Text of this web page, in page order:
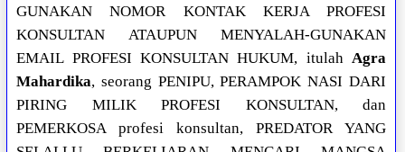
GUNAKAN NOMOR KONTAK KERJA PROFESI
KONSULTAN ATAUPUN MENYALAH-GUNAKAN
EMAIL PROFESI KONSULTAN HUKUM, itulah Agra
Mahardika, seorang PENIPU, PERAMPOK NASI DARI
PIRING MILIK PROFESI KONSULTAN, dan
PEMERKOSA profesi konsultan, PREDATOR YANG